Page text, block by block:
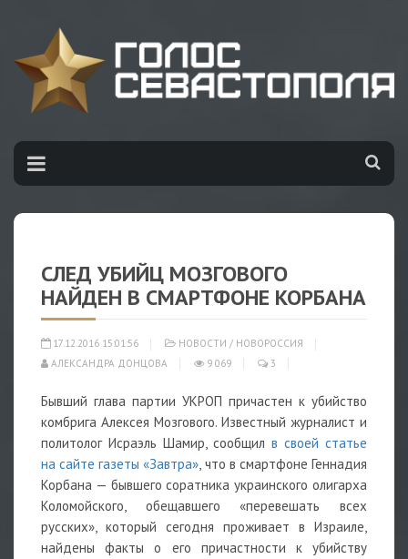
СЛЕД УБИЙЦ МОЗГОВОГО
НАЙДЕН В СМАРТФОНЕ КОРБАНА
17.12.2016 15:01:56 НОВОСТИ / НОВОРОССИЯ
АЛЕКСАНДРА ДОНЦОВА
9 069 3
Бывший глава партии УКРОП причастен к убийство
комбрига Алексея Мозгового. Известный журналист и
политолог Исраэль Шамир, сообщил в своей статье
на сайте газеты «Завтра», что в смартфоне Геннадия
Корбана — бывшего соратника украинского олигарха
Коломойского, обещавшего «перевешать всех
русских», который сегодня проживает в Израиле,
найдены факты о его причастности к убийству